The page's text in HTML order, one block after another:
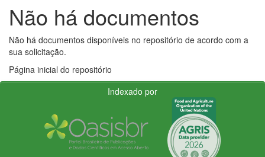
Não há documentos
Não há documentos disponíveis no repositório de acordo com a
sua solicitação.
Página inicial do repositório
Indexado por